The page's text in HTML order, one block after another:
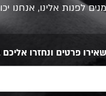
לפנות אלינו, אנחנו
פרטים ונחזרו